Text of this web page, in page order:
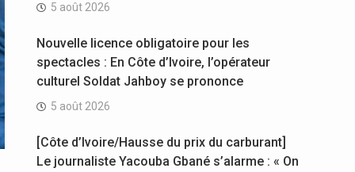
5 août 2026
Nouvelle licence obligatoire pour les
spectacles : En Côte d’Ivoire, l’opérateur
culturel Soldat Jahboy se prononce
5 août 2026
[Côte d’Ivoire/Hausse du prix du carburant]
Le journaliste Yacouba Gbané s’alarme : « On